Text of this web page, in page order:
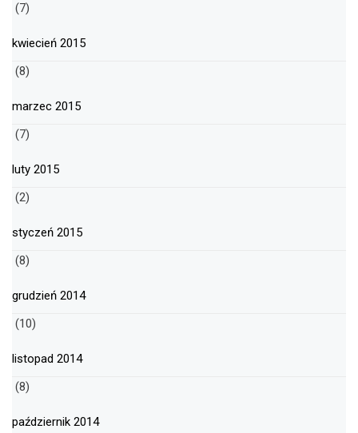
(7)
kwiecień 2015
(8)
marzec 2015
(7)
luty 2015
(2)
styczeń 2015
(8)
grudzień 2014
(10)
listopad 2014
(8)
październik 2014